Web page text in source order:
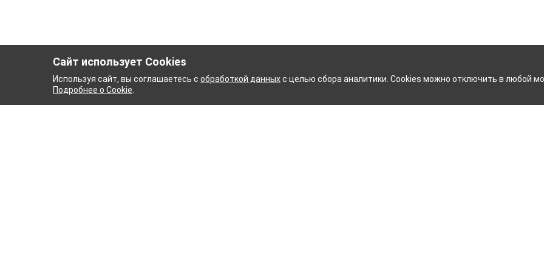
Сайт использует Cookies
Используя сайт, вы соглашаетесь с обработкой данныхс целью сбора аналитики. Cookies можно отключить в любой
Подробнее о Cookie